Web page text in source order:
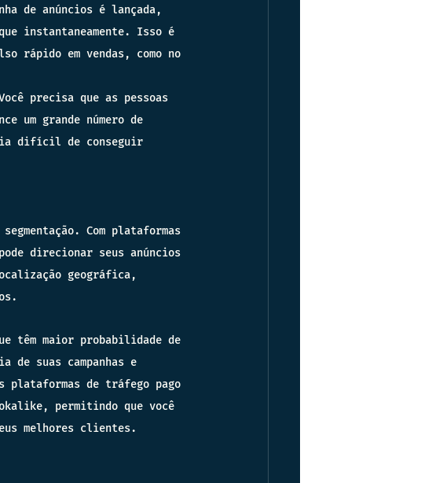
de anúncios é lançada,
instantaneamente. Isso é
rápido em vendas, como no
precisa que as pessoas
um grande número de
difícil de conseguir
Com plataformas
direcionar seus anúncios
geográfica,
têm maior probabilidade de
suas campanhas e
plataformas de tráfego pago
permitindo que você
melhores clientes.